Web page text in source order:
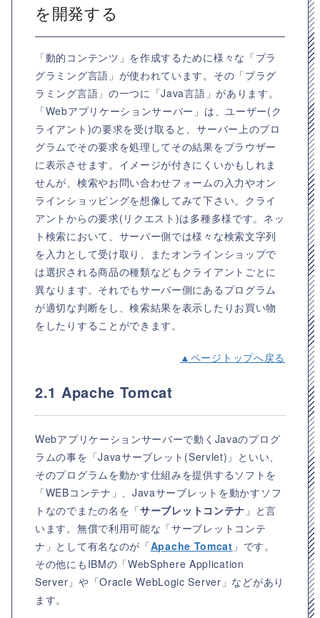
を開発する
「動的コンテンツ」を作成するために様々な「プラ
グラミング言語」が使われています。その「プラグ
ラミング言語」の一つに「Java言語」があります。
「Webアプリケーションサーバー」は、ユーザー(ク
ライアント)の要求を受け取ると、サーバー上のプロ
グラムでその要求を処理してその結果をブラウザー
に表示させます。イメージが付きにくいかもしれま
せんが、検索やお問い合わせフォームの入力やオン
ラインショッピングを想像してみて下さい。クライ
アントからの要求(リクエスト)は多種多様です。ネッ
ト検索において、サーバー側では様々な検索文字列
を入力として受け取り、またオンラインショップで
は選択される商品の種類などもクライアントごとに
異なります。それでもサーバー側にあるプログラム
が適切な判断をし、検索結果を表示したりお買い物
をしたりすることができます。
▲ページトップへ戻る
2.1 Apache Tomcat
Webアプリケーションサーバーで動くJavaのプログ
ラムの事を「Javaサーブレット(Servlet)」といい、
そのプログラムを動かす仕組みを提供するソフトを
「WEBコンテナ」、Javaサーブレットを動かすソフ
トなのでまたの名を「サーブレットコンテナ 」と言
います。無償で利用可能な「サーブレットコンテ
ナ」として有名なのが「Apache Tomcat 」です。
その他にもIBMの「WebSphere Application
Server」や「Oracle WebLogic Server」などがあり
ます。